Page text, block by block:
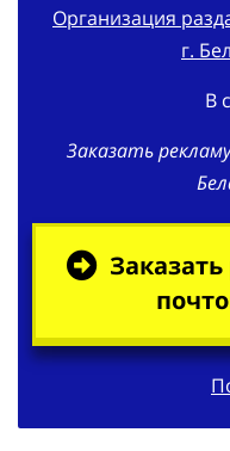
Организация
г.
В
Заказать